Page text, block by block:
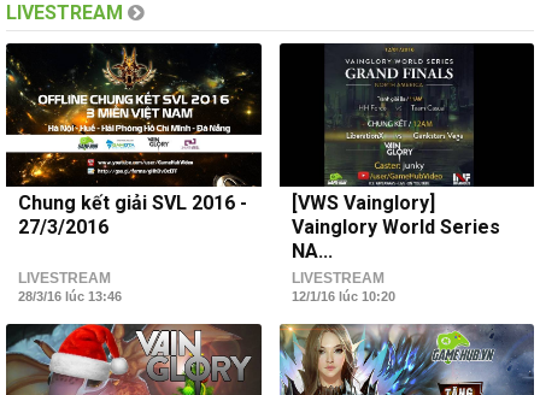
LIVESTREAM
Chung kết giải SVL 2016 -
27/3/2016
LIVESTREAM
28/3/16 lúc 13:46
[VWS Vainglory]
Vainglory World Series
NA...
LIVESTREAM
12/1/16 lúc 10:20